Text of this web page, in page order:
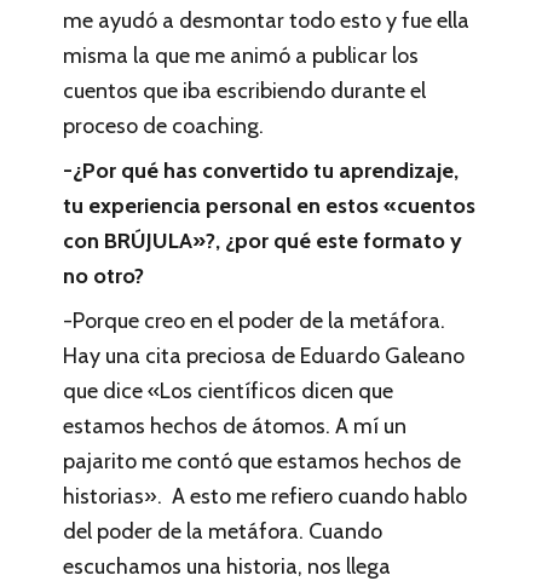
me ayudó a desmontar todo esto y fue ella
misma la que me animó a publicar los
cuentos que iba escribiendo durante el
proceso de coaching.
-¿Por qué has convertido tu aprendizaje,
tu experiencia personal en estos «cuentos
con BRÚJULA»?, ¿por qué este formato y
no otro?
-Porque creo en el poder de la metáfora.
Hay una cita preciosa de Eduardo Galeano
que dice «Los científicos dicen que
estamos hechos de átomos. A mí un
pajarito me contó que estamos hechos de
historias». A esto me refiero cuando hablo
del poder de la metáfora. Cuando
escuchamos una historia, nos llega